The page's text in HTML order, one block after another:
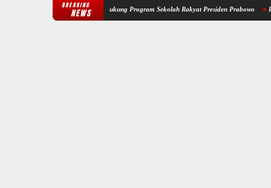
BREAKING
NEWS
Bakti di Kalsel, Dukung Program Sekolah Rakyat Presiden Prabowo Polres HSU